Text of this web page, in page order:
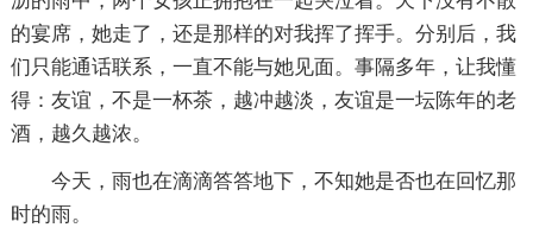
的宴席，她走了，还是那样的对我挥了挥手。分别后，我
们只能通话联系，一直不能与她见面。事隔多年，让我懂
得：友谊，不是一杯茶，越冲越淡，友谊是一坛陈年的老
酒，越久越浓。
今天，雨也在滴滴答答地下，不知她是否也在回忆那
时的雨。